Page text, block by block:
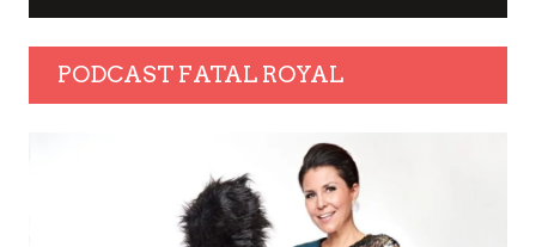
PODCAST FATAL ROYAL